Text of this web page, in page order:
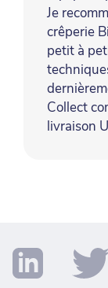
Je
crêperie
petit à
Collect
livraison